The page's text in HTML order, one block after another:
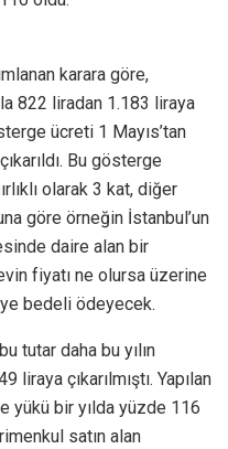
karara göre,
822 liradan 1.183 liraya
ücreti 1 Mayıs’tan
Bu gösterge
olarak 3 kat, diğer
göre örneğin İstanbul’un
daire alan bir
fiyatı ne olursa üzerine
bedeli ödeyecek.
tutar daha bu yılın
çıkarılmıştı. Yapılan
yükü bir yılda yüzde 116
satın alan